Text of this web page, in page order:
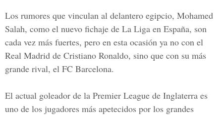
Los rumores que vinculan al delantero egipcio, Mohamed
Salah, como el nuevo fichaje de La Liga en España, son
cada vez más fuertes, pero en esta ocasión ya no con el
Real Madrid de Cristiano Ronaldo, sino que con su más
grande rival, el FC Barcelona.
El actual goleador de la Premier League de Inglaterra es
uno de los jugadores más apetecidos por los grandes